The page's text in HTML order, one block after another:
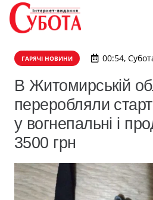
ГАРЯЧІ НОВИНИ 00:54,
В Житомирській
переробляли
у вогнепальні і
3500 грн